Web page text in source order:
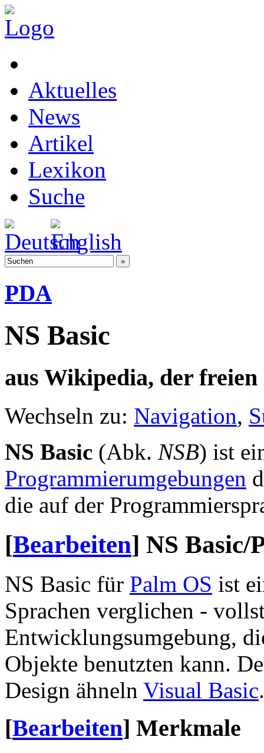
Aktuelles
News
Artikel
Lexikon
Suche
PDA
NS Basic
aus Wikipedia, der
Wechseln zu: Navigation,
NS Basic (Abk. NSB) ist
Programmierumgebungen
die auf der
[Bearbeiten] NS Basic/
NS Basic für Palm OS ist
Sprachen verglichen -
Entwicklungsumgebung,
Objekte benutzten kann.
Design ähneln Visual Basic.
[Bearbeiten] Merkmale